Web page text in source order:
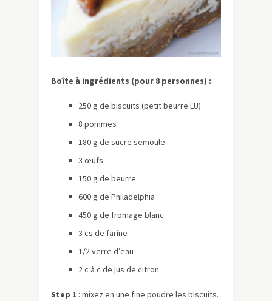
Boîte à ingrédients (pour 8 personnes) :
250 g de biscuits (petit beurre LU)
8 pommes
180 g de sucre semoule
3 œufs
150 g de beurre
600 g de Philadelphia
450 g de fromage blanc
3 cs de farine
1/2 verre d’eau
2 c à c de jus de citron
Step 1 : mixez en une fine poudre les biscuits.